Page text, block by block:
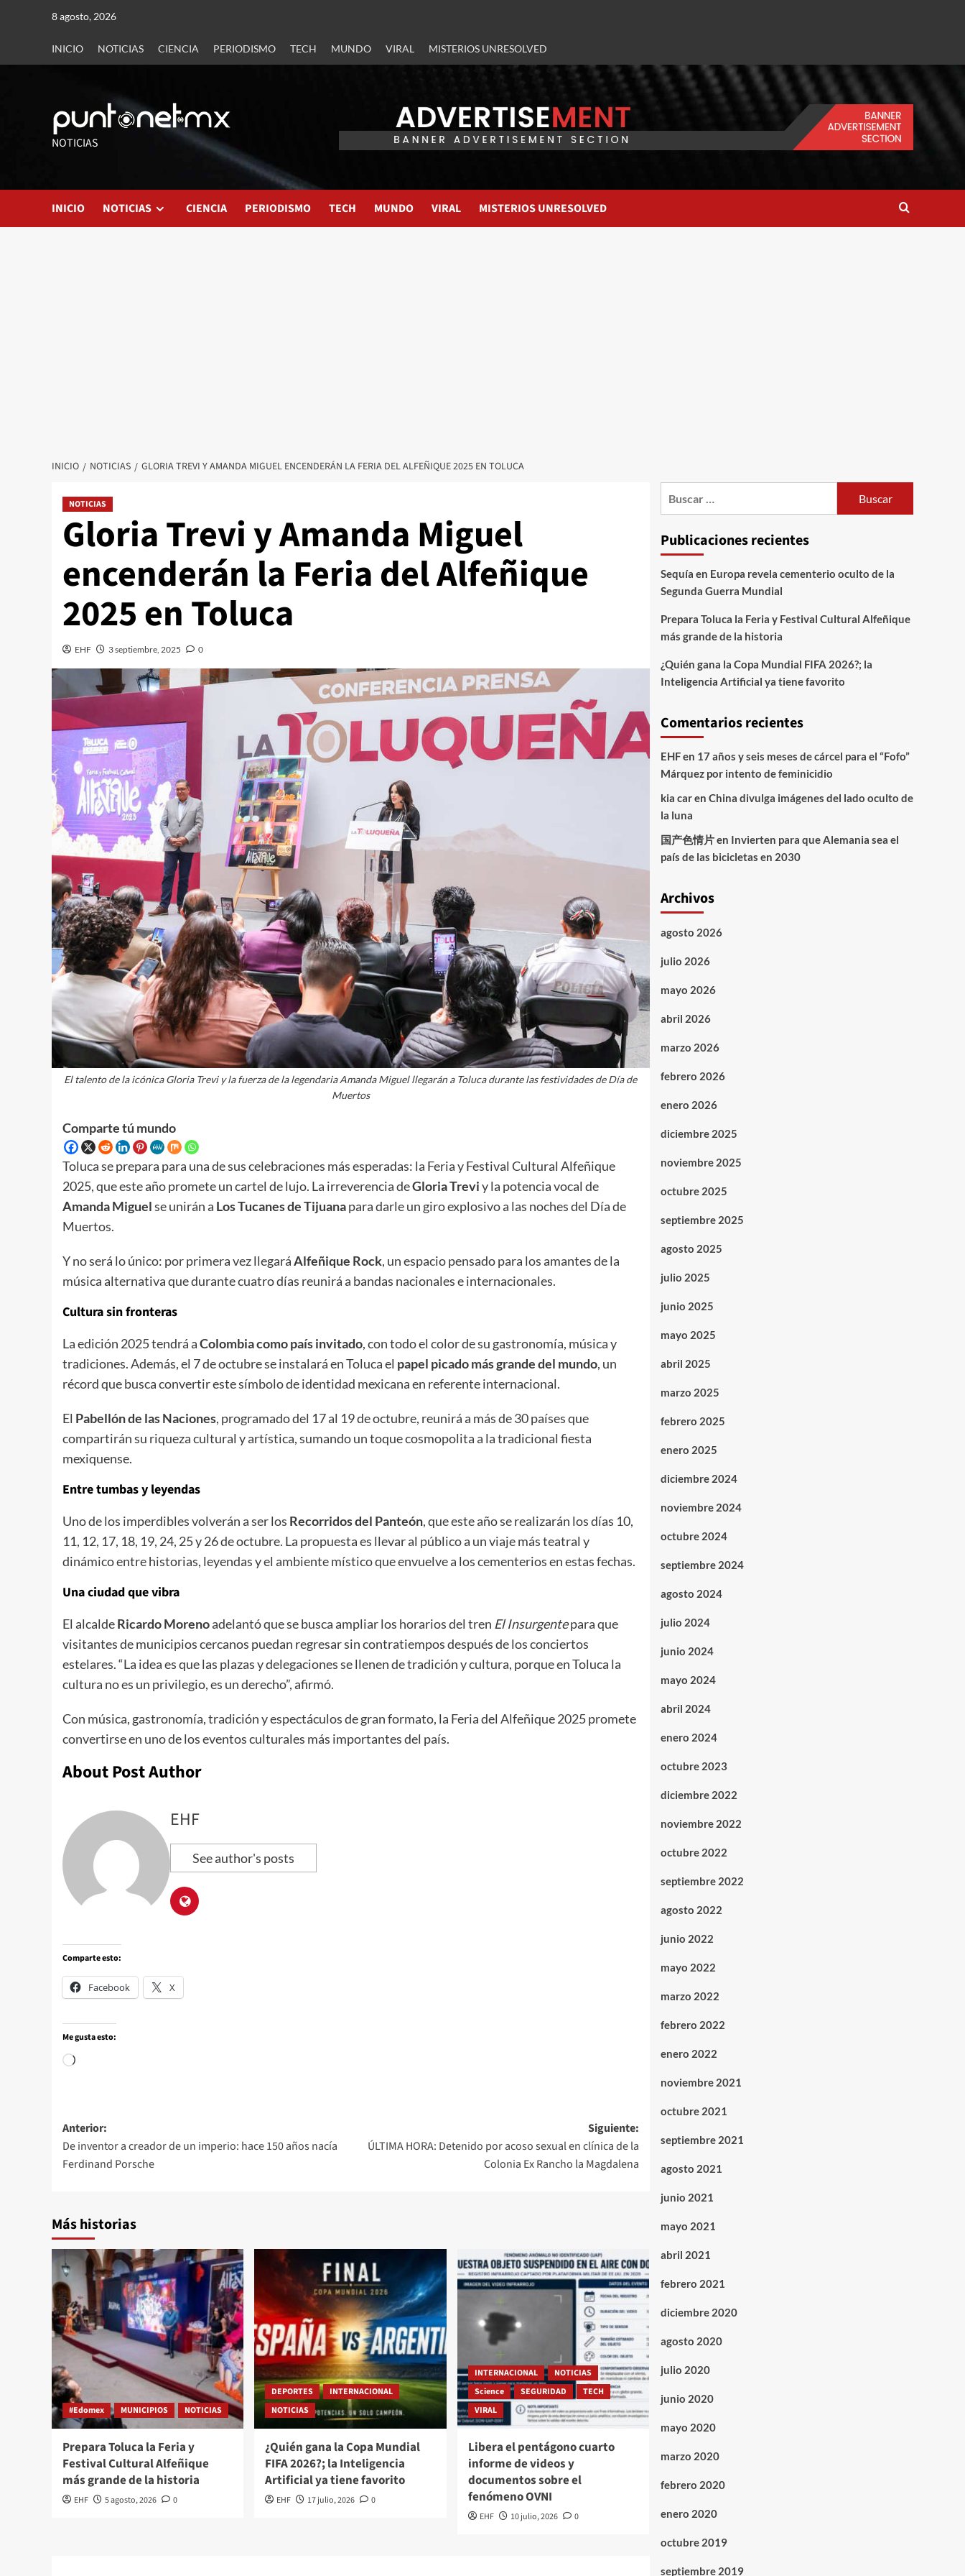
8 agosto, 2026
INICIO NOTICIAS CIENCIA PERIODISMO TECH MUNDO VIRAL MISTERIOS UNRESOLVED
NOTICIAS
INICIO NOTICIAS CIENCIA PERIODISMO TECH MUNDO VIRAL MISTERIOS UNRESOLVED
INICIO NOTICIAS GLORIA TREVI Y AMANDA MIGUEL ENCENDERÁN LA FERIA DEL ALFEÑIQUE 2025 EN TOLUCA
NOTICIAS
Gloria Trevi y Amanda Miguel
encenderán la Feria del Alfeñique
2025 en Toluca
EHF 3 septiembre, 2025 0
El talento de la icónica Gloria Trevi y la fuerza de la legendaria Amanda Miguel llegarán a Toluca durante las festividades de Día de
Muertos
Comparte tú mundo
Toluca se prepara para una de sus celebraciones más esperadas: la Feria y Festival Cultural Alfeñique
2025, que este año promete un cartel de lujo. La irreverencia deGloria Treviy la potencia vocal de
Amanda Miguelse unirán a Los Tucanes de Tijuanapara darle un giro explosivo a las noches del Día de
Muertos.
Y no será lo único: por primera vez llegaráAlfeñique Rock, un espacio pensado para los amantes de la
música alternativa que durante cuatro días reunirá a bandas nacionales e internacionales.
Cultura sin fronteras
La edición 2025 tendrá aColombia como país invitado, con todo el color de su gastronomía, música y
tradiciones. Además, el 7 de octubre se instalará en Toluca el papel picado más grande del mundo, un
récord que busca convertir este símbolo de identidad mexicana en referente internacional.
El Pabellón de las Naciones, programado del 17 al 19 de octubre, reunirá a más de 30 países que
compartirán su riqueza cultural y artística, sumando un toque cosmopolita a la tradicional fiesta
mexiquense.
Entre tumbas y leyendas
Uno de los imperdibles volverán a ser los Recorridos del Panteón, que este año se realizarán los días 10,
11, 12, 17, 18, 19, 24, 25 y 26 de octubre. La propuesta es llevar al público a un viaje más teatral y
dinámico entre historias, leyendas y el ambiente místico que envuelve a los cementerios en estas fechas.
Una ciudad que vibra
El alcaldeRicardo Morenoadelantó que se busca ampliar los horarios del tren El Insurgentepara que
visitantes de municipios cercanos puedan regresar sin contratiempos después de los conciertos
estelares. “La idea es que las plazas y delegaciones se llenen de tradición y cultura, porque en Toluca la
cultura no es un privilegio, es un derecho”, afirmó.
Con música, gastronomía, tradición y espectáculos de gran formato, la Feria del Alfeñique 2025 promete
convertirse en uno de los eventos culturales más importantes del país.
About Post Author
EHF
See author's posts
Comparte esto:
Facebook X
Me gusta esto:
Anterior:
De inventor a creador de un imperio: hace 150 años nacía
Ferdinand Porsche
Siguiente:
ÚLTIMA HORA: Detenido por acoso sexual en clínica de la
Colonia Ex Rancho la Magdalena
Más historias
#Edomex MUNICIPIOS NOTICIAS
Prepara Toluca la Feria y
Festival Cultural Alfeñique
más grande de la historia
EHF 5 agosto, 2026 0
DEPORTES
INTERNACIONAL
NOTICIAS
¿Quién gana la Copa Mundial
FIFA 2026?; la Inteligencia
Artificial ya tiene favorito
EHF 17 julio, 2026 0
INTERNACIONAL
NOTICIAS
Science
SEGURIDAD
TECH
VIRAL
Libera el pentágono cuarto
informe de videos y
documentos sobre el
fenómeno OVNI
EHF 10 julio, 2026 0
Publicaciones recientes
Sequía en Europa revela cementerio oculto de la
Segunda Guerra Mundial
Prepara Toluca la Feria y Festival Cultural Alfeñique
más grande de la historia
¿Quién gana la Copa Mundial FIFA 2026?; la
Inteligencia Artificial ya tiene favorito
Comentarios recientes
EHFen 17 años y seis meses de cárcel para el “Fofo”
Márquez por intento de feminicidio
kia caren China divulga imágenes del lado oculto de
la luna
国产色情片en Invierten para que Alemania sea el
país de las bicicletas en 2030
Archivos
agosto 2026
julio 2026
mayo 2026
abril 2026
marzo 2026
febrero 2026
enero 2026
diciembre 2025
noviembre 2025
octubre 2025
septiembre 2025
agosto 2025
julio 2025
junio 2025
mayo 2025
abril 2025
marzo 2025
febrero 2025
enero 2025
diciembre 2024
noviembre 2024
octubre 2024
septiembre 2024
agosto 2024
julio 2024
junio 2024
mayo 2024
abril 2024
enero 2024
octubre 2023
diciembre 2022
noviembre 2022
octubre 2022
septiembre 2022
agosto 2022
junio 2022
mayo 2022
marzo 2022
febrero 2022
enero 2022
noviembre 2021
octubre 2021
septiembre 2021
agosto 2021
junio 2021
mayo 2021
abril 2021
febrero 2021
diciembre 2020
agosto 2020
julio 2020
junio 2020
mayo 2020
marzo 2020
febrero 2020
enero 2020
octubre 2019
septiembre 2019